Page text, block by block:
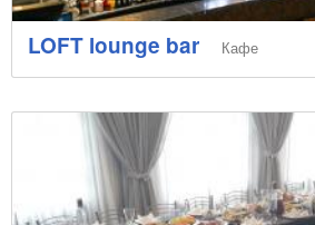
LOFT lounge bar Кафе